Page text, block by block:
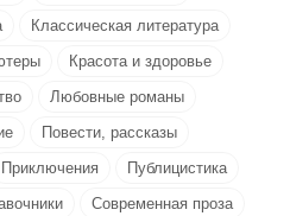
Классическая литература
Красота и здоровье
Любовные романы
Повести, рассказы
Приключения
Публицистика
Современная проза